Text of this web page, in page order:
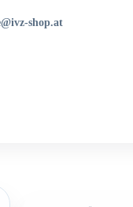
shop.at